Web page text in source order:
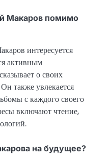
Макаров помимо
интересуется
активным
о своих
также увлекается
с каждого своего
включают чтение,
на будущее?